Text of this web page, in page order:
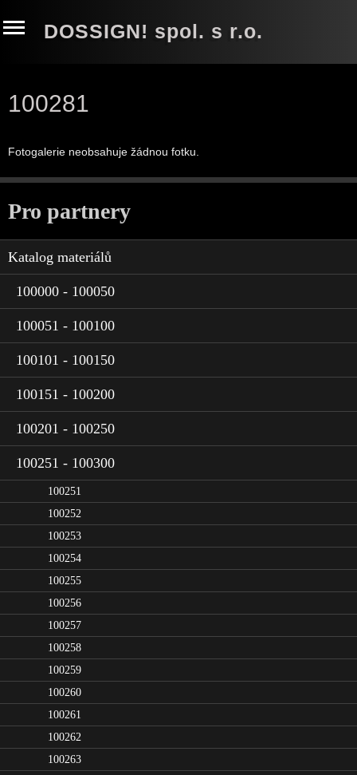
DOSSIGN! spol. s r.o.
100281
Fotogalerie neobsahuje žádnou fotku.
Pro partnery
Katalog materiálů
100000 - 100050
100051 - 100100
100101 - 100150
100151 - 100200
100201 - 100250
100251 - 100300
100251
100252
100253
100254
100255
100256
100257
100258
100259
100260
100261
100262
100263